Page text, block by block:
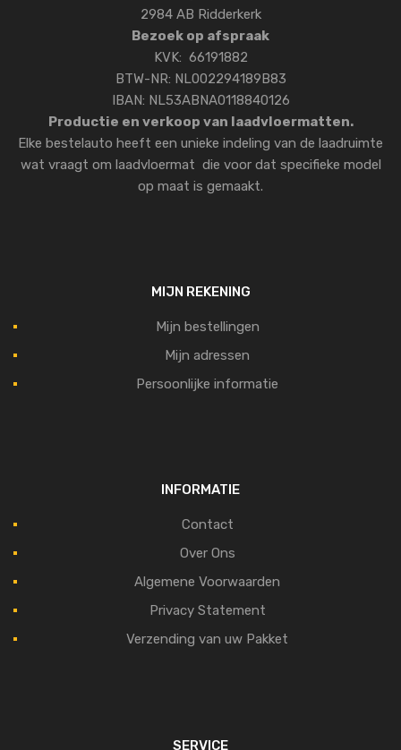
2984 AB Ridderkerk
Bezoek op afspraak
KVK: 66191882
BTW-NR: NL002294189B83
IBAN: NL53ABNA0118840126
Productie en verkoop van laadvloermatten.
Elke bestelauto heeft een unieke indeling van de laadruimte
wat vraagt om laadvloermat die voor dat specifieke model
op maat is gemaakt.
MIJN REKENING
Mijn bestellingen
Mijn adressen
Persoonlijke informatie
INFORMATIE
Contact
Over Ons
Algemene Voorwaarden
Privacy Statement
Verzending van uw Pakket
SERVICE